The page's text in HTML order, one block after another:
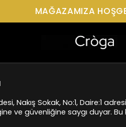
MAĞAZAMIZA
Nakış Sokak, No:1, Daire:1
güvenliğine saygı duyar. Bu